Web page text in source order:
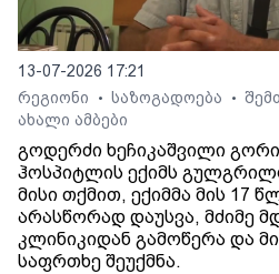
13-07-2026 17:21
რეგიონი
• საზოგადოება •
ახალი ამბები
გოდერძი ხეჩიკაშვილი
ჰოსპიტლის ექიმს
მისი თქმით, ექიმმა მის 17
არასწორად დაუსვა, მძიმე
კლინიკიდან გამოწერა და
საფრთხე შეუქმნა.